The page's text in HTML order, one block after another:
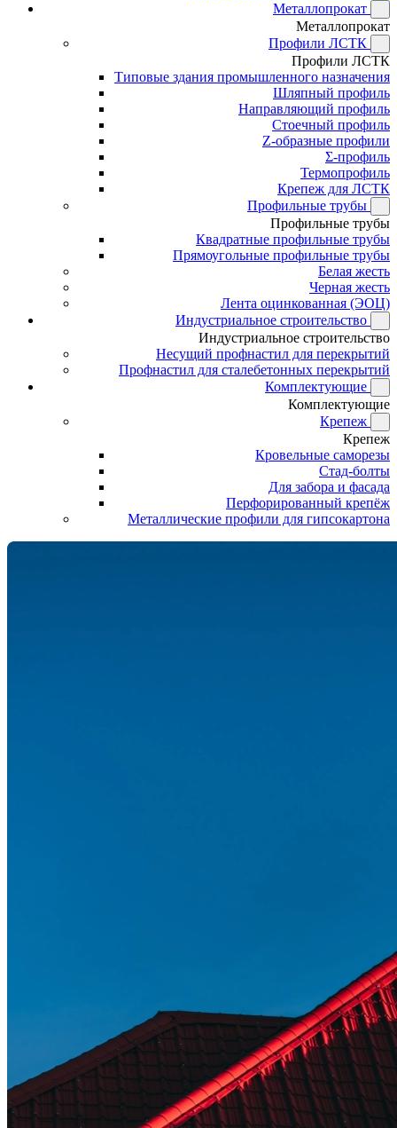
Металлопрокат
Металлопрокат
Профили ЛСТК
Профили ЛСТК
Типовые здания промышленного назначения
Шляпный профиль
Направляющий профиль
Стоечный профиль
Z-образные профили
Σ-профиль
Термопрофиль
Крепеж для ЛСТК
Профильные трубы
Профильные трубы
Квадратные профильные трубы
Прямоугольные профильные трубы
Белая жесть
Черная жесть
Лента оцинкованная (ЭОЦ)
Индустриальное строительство
Индустриальное строительство
Несущий профнастил для перекрытий
Профнастил для сталебетонных перекрытий
Комплектующие
Комплектующие
Крепеж
Крепеж
Кровельные саморезы
Стад-болты
Для забора и фасада
Перфорированный крепёж
Металлические профили для гипсокартона